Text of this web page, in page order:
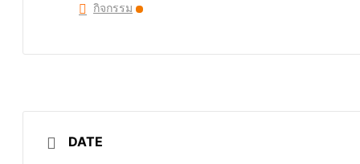
กิจกรรม
DATE